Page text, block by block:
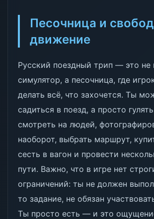
Песочница и
движение
Русский поездный трип — это не
симулятор, а песочница, где
делать всё, что захочется. Ты
садиться в поезд, а просто
смотреть на людей,
наоборот, выбрать маршрут,
сесть в вагон и провести
пути. Важно, что в игре нет
ограничений: ты не должен
то задание, не обязан
Ты просто есть — и это